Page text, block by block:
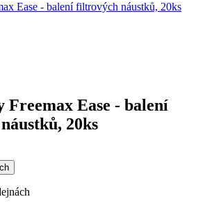
Ease - balení filtrových náustků, 20ks
Ease - balení
20ks